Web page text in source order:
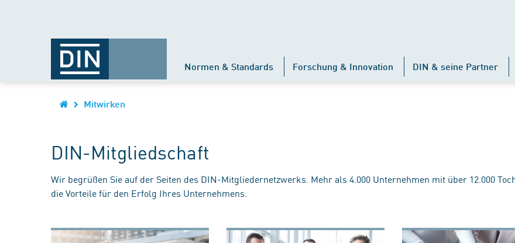
Normen & Standards Forschung & Innovation DIN & seine Partner
Mitwirken
DIN-Mitgliedschaft
Wir begrüßen Sie auf der Seiten des DIN-Mitgliedernetzwerks. Mehr als 4.000 Unternehmen mit über 12.000
die Vorteile für den Erfolg Ihres Unternehmens.